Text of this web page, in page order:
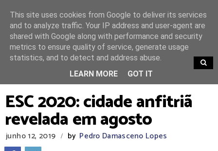
TRENDING
ESC 2020: cidade anfitriã
revelada em agosto
junho 12, 2019 / by Pedro Damasceno Lopes
This site uses cookies from Google to deliver its services
and to analyze traffic. Your IP address and user-agent are
shared with Google along with performance and security
metrics to ensure quality of service, generate usage
statistics, and to detect and address abuse.
LEARN MORE
GOT IT